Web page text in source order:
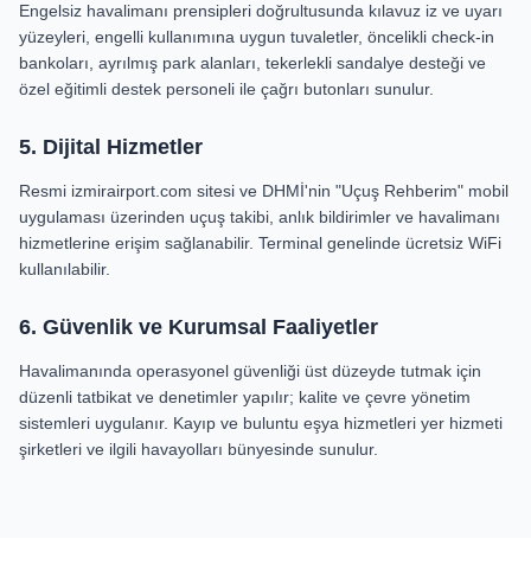
Engelsiz havalimanı prensipleri doğrultusunda kılavuz iz ve uyarı
yüzeyleri, engelli kullanımına uygun tuvaletler, öncelikli check-in
bankoları, ayrılmış park alanları, tekerlekli sandalye desteği ve
özel eğitimli destek personeli ile çağrı butonları sunulur.
5. Dijital Hizmetler
Resmi izmirairport.com sitesi ve DHMİ'nin "Uçuş Rehberim" mobil
uygulaması üzerinden uçuş takibi, anlık bildirimler ve havalimanı
hizmetlerine erişim sağlanabilir. Terminal genelinde ücretsiz WiFi
kullanılabilir.
6. Güvenlik ve Kurumsal Faaliyetler
Havalimanında operasyonel güvenliği üst düzeyde tutmak için
düzenli tatbikat ve denetimler yapılır; kalite ve çevre yönetim
sistemleri uygulanır. Kayıp ve buluntu eşya hizmetleri yer hizmeti
şirketleri ve ilgili havayolları bünyesinde sunulur.